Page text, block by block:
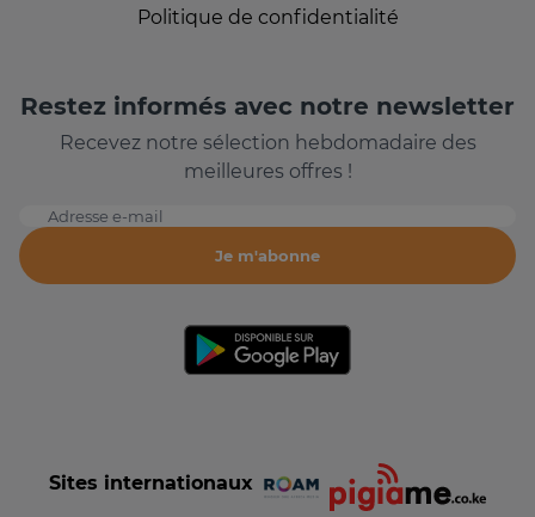
Politique de confidentialité
Restez informés avec notre newsletter
Recevez notre sélection hebdomadaire des
meilleures offres !
Adresse e-mail
Je m'abonne
Sites internationaux